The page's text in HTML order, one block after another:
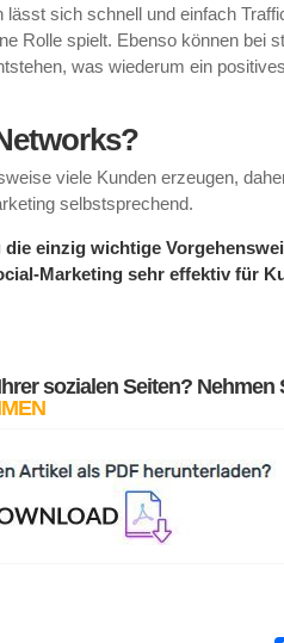
sich schnell und einfach
Rolle spielt. Ebenso können bei
was wiederum ein
viele Kunden erzeugen,
selbstsprechend.
einzig wichtige
Marketing sehr effektiv für
sozialen Seiten? Nehmen